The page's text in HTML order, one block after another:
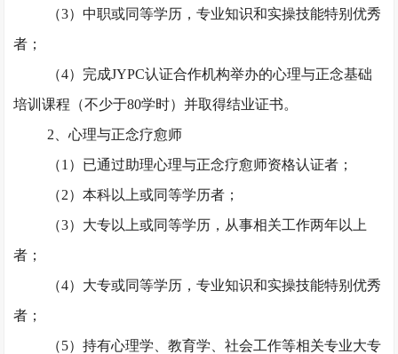
（3）中职或同等学历，专业知识和实操技能特别优秀
者；
（4）完成JYPC认证合作机构举办的心理与正念基础
培训课程（不少于80学时）并取得结业证书。
2、心理与正念疗愈师
（1）已通过助理心理与正念疗愈师资格认证者；
（2）本科以上或同等学历者；
（3）大专以上或同等学历，从事相关工作两年以上
者；
（4）大专或同等学历，专业知识和实操技能特别优秀
者；
（5）持有心理学、教育学、社会工作等相关专业大专